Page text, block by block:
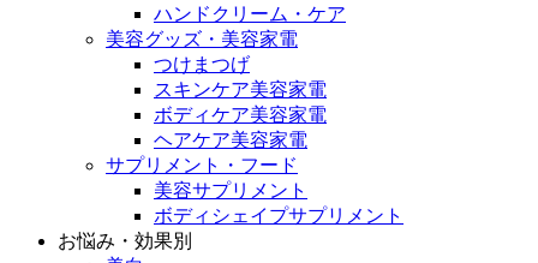
ハンドクリーム・ケア
美容グッズ・美容家電
つけまつげ
スキンケア美容家電
ボディケア美容家電
ヘアケア美容家電
サプリメント・フード
美容サプリメント
ボディシェイプサプリメント
お悩み・効果別